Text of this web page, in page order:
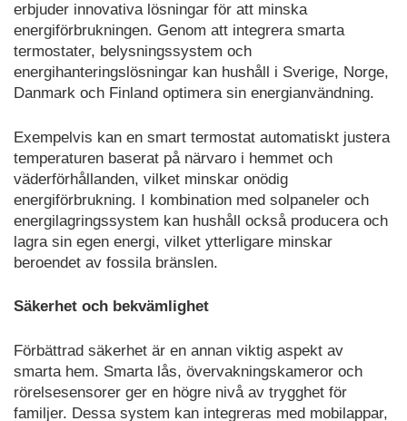
erbjuder innovativa lösningar för att minska
energiförbrukningen. Genom att integrera smarta
termostater, belysningssystem och
energihanteringslösningar kan hushåll i Sverige, Norge,
Danmark och Finland optimera sin energianvändning.
Exempelvis kan en smart termostat automatiskt justera
temperaturen baserat på närvaro i hemmet och
väderförhållanden, vilket minskar onödig
energiförbrukning. I kombination med solpaneler och
energilagringssystem kan hushåll också producera och
lagra sin egen energi, vilket ytterligare minskar
beroendet av fossila bränslen.
Säkerhet och bekvämlighet
Förbättrad säkerhet är en annan viktig aspekt av
smarta hem. Smarta lås, övervakningskameror och
rörelsesensorer ger en högre nivå av trygghet för
familjer. Dessa system kan integreras med mobilappar,